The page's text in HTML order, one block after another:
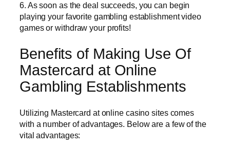
6. As soon as the deal succeeds, you can begin
playing your favorite gambling establishment video
games or withdraw your profits!
Benefits of Making Use Of
Mastercard at Online
Gambling Establishments
Utilizing Mastercard at online casino sites comes
with a number of advantages. Below are a few of the
vital advantages: